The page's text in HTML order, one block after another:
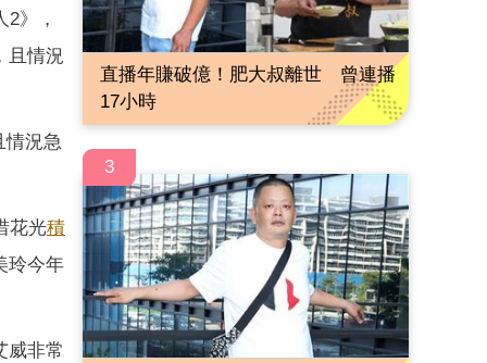
》，
且情況
情況急
花光積
玲今年
威非常
直播年賺破億！肥大叔離世 曾連播
17小時
3